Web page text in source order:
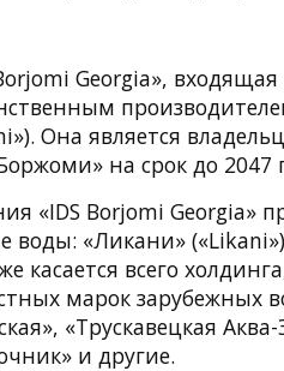
Georgia»,
Она является
на срок до 2047
«IDS Borjomi Georgia»
«Ликани»
касается всего
марок зарубежных
«Трускавецкая Аква-
и другие.